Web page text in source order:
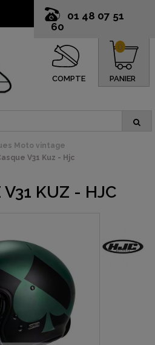
01 48 07 51
60
COMPTE PANIER
0
Moto vintage
V31 Kuz - Hjc
V31 KUZ - HJC